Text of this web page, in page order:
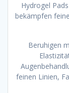
Hydrogel
bekämpfen
Beruhigen
feinen Linien,